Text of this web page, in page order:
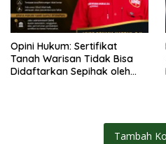
Opini Hukum: Sertifikat
Tanah Warisan Tidak Bisa
Didaftarkan Sepihak oleh
Tambah